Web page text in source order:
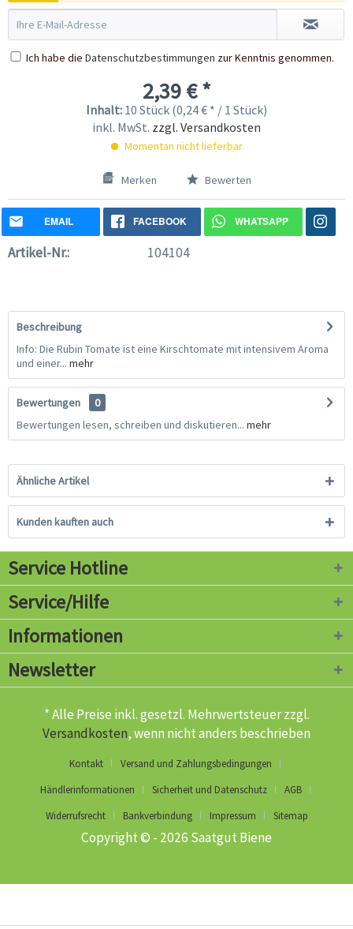
Ich habe die Datenschutzbestimmungen zur Kenntnis genommen.
2,39 € *
Inhalt: 10 Stück (0,24 € * / 1 Stück)
inkl. MwSt. zzgl. Versandkosten
Momentan nicht lieferbar
Merken Bewerten
EMAIL FACEBOOK WHATSAPP
Artikel-Nr.: 104104
Beschreibung
Info: Die Rubin Tomate ist eine Kirschtomate mit intensivem Aroma
und einer... mehr
Bewertungen
0
Bewertungen lesen, schreiben und diskutieren... mehr
Ähnliche Artikel
Kunden kauften auch
Service Hotline
Service/Hilfe
Informationen
Newsletter
* Alle Preise inkl. gesetzl. Mehrwertsteuer zzgl.
Versandkosten, wenn nicht anders beschrieben
Kontakt
Versand und Zahlungsbedingungen
Händlerinformationen
Sicherheit und Datenschutz
AGB
Widerrufsrecht
Bankverbindung Impressum Sitemap
Copyright © - 2026 Saatgut Biene